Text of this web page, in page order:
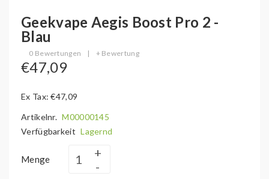
Geekvape Aegis Boost Pro 2 -
Blau
0 Bewertungen | + Bewertung
€47,09
Ex Tax: €47,09
Artikelnr. M00000145
Verfügbarkeit Lagernd
Menge